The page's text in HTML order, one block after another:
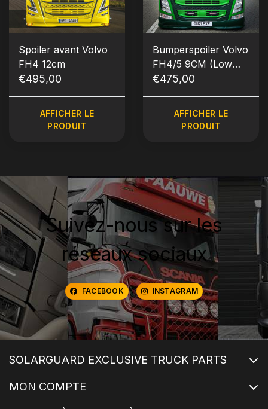
Spoiler avant Volvo
FH4 12cm
€495,00
AFFICHER LE
PRODUIT
Bumperspoiler Volvo
FH4/5 9CM (Low
Deck)
€475,00
AFFICHER LE
PRODUIT
Suivez-nous sur les
réseaux sociaux
FACEBOOK INSTAGRAM
SOLARGUARD EXCLUSIVE TRUCK PARTS
MON COMPTE